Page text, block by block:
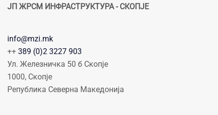
ЈП ЖРСМ ИНФРАСТРУКТУРА - СКОПЈЕ
info@mzi.mk
++ 389 (0)2 3227 903
Ул. Железничка 50 б Скопје
1000, Скопје
Република Северна Македонија